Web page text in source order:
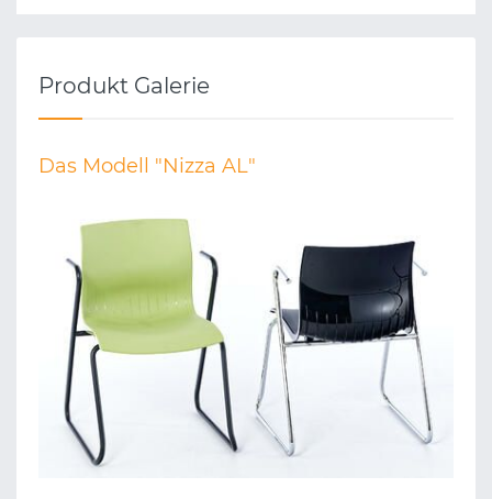
Produkt Galerie
Das Modell "Nizza AL"